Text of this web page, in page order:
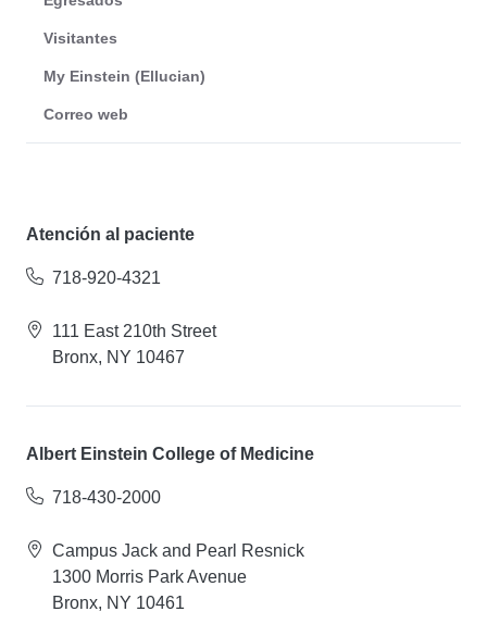
Visitantes
My Einstein (Ellucian)
Correo web
Atención al paciente
718-920-4321
111 East 210th Street
Bronx, NY 10467
Albert Einstein College of Medicine
718-430-2000
Campus Jack and Pearl Resnick
1300 Morris Park Avenue
Bronx, NY 10461